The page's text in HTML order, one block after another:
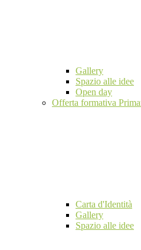
Gallery
Spazio alle idee
Open day
Offerta formativa
Carta d'Identità
Gallery
Spazio alle idee